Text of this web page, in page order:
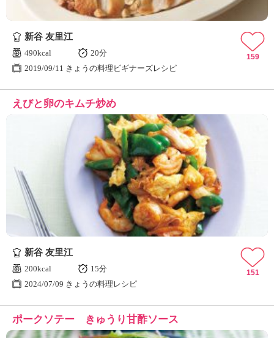
新谷 友里江
490kcal
20分
2019/09/11 きょうの料理ビギナーズレシピ
159
えびと卵のキムチ炒め
新谷 友里江
200kcal
15分
2024/07/09 きょうの料理レシピ
151
ポークソテー きゅうり甘酢ソース